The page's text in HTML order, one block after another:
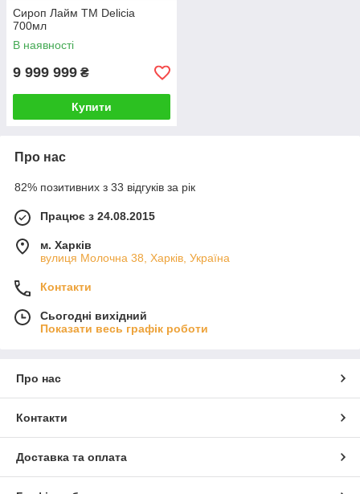
Сироп Лайм ТМ Delicia
700мл
В наявності
9 999 999 ₴
Купити
Про нас
82% позитивних з 33 відгуків за рік
Працює з 24.08.2015
м. Харків
вулиця Молочна 38, Харків, Україна
Контакти
Сьогодні вихідний
Показати весь графік роботи
Про нас
Контакти
Доставка та оплата